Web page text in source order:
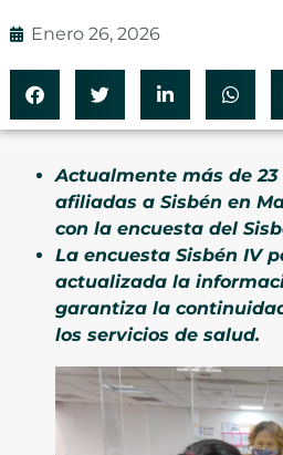
Enero 26, 2026
Actualmente más de
afiliadas a Sisbén en
con la encuesta del
La encuesta Sisbén IV
actualizada la
garantiza la
los servicios de salud.